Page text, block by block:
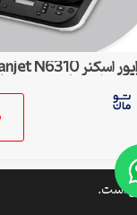
برای تمامی ویندوزها
است.